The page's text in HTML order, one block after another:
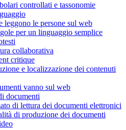
controllati e tassonomie
leggono le persone sul web
per un linguaggio semplice
collaborativa
critique
e localizzazione dei contenuti
vanno sul web
documenti
di lettura dei documenti elettronici
di produzione dei documenti